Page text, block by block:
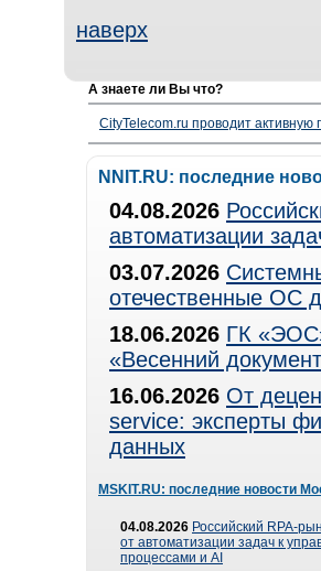
наверх
А знаете ли Вы что?
CityTelecom.ru проводит активную
NNIT.RU: последние
04.08.2026
автоматизации
03.07.2026
отечественные ОС
18.06.2026 ГК
«Весенний
16.06.2026 От
service: эксперты
данных
MSKIT.RU: последние новости
04.08.2026 Российский RPA-
от автоматизации задач к
процессами и AI